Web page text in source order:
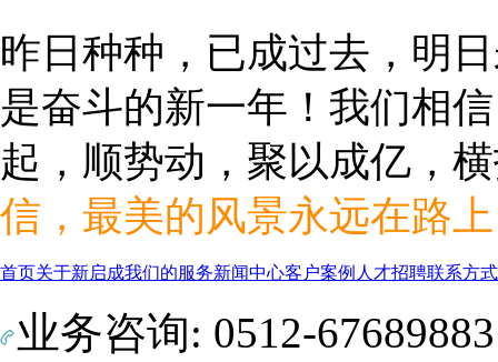
昨日种种，已成过去，明
是奋斗的新一年！我们相
起，顺势动，聚以成亿，
信，最美的风景永远在路
首页关于新启成我们的服务新闻中心客户案例 人才招聘联系方式
业务咨询: 0512-